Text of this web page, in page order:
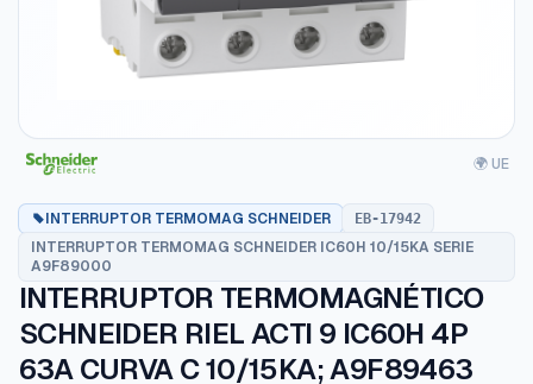
🌍 UE
INTERRUPTOR TERMOMAG SCHNEIDER EB-17942
INTERRUPTOR TERMOMAG SCHNEIDER IC60H 10/15KA SERIE
A9F89000
INTERRUPTOR TERMOMAGNÉTICO
SCHNEIDER RIEL ACTI 9 IC60H 4P
63A CURVA C 10/15KA; A9F89463